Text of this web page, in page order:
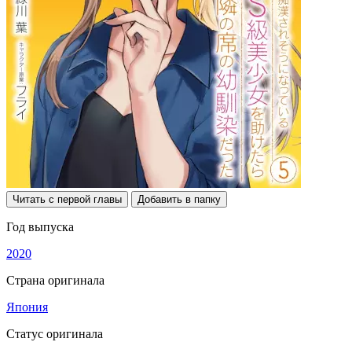
Читать с первой главы Добавить в папку
Год выпуска
2020
Страна оригинала
Япония
Статус оригинала